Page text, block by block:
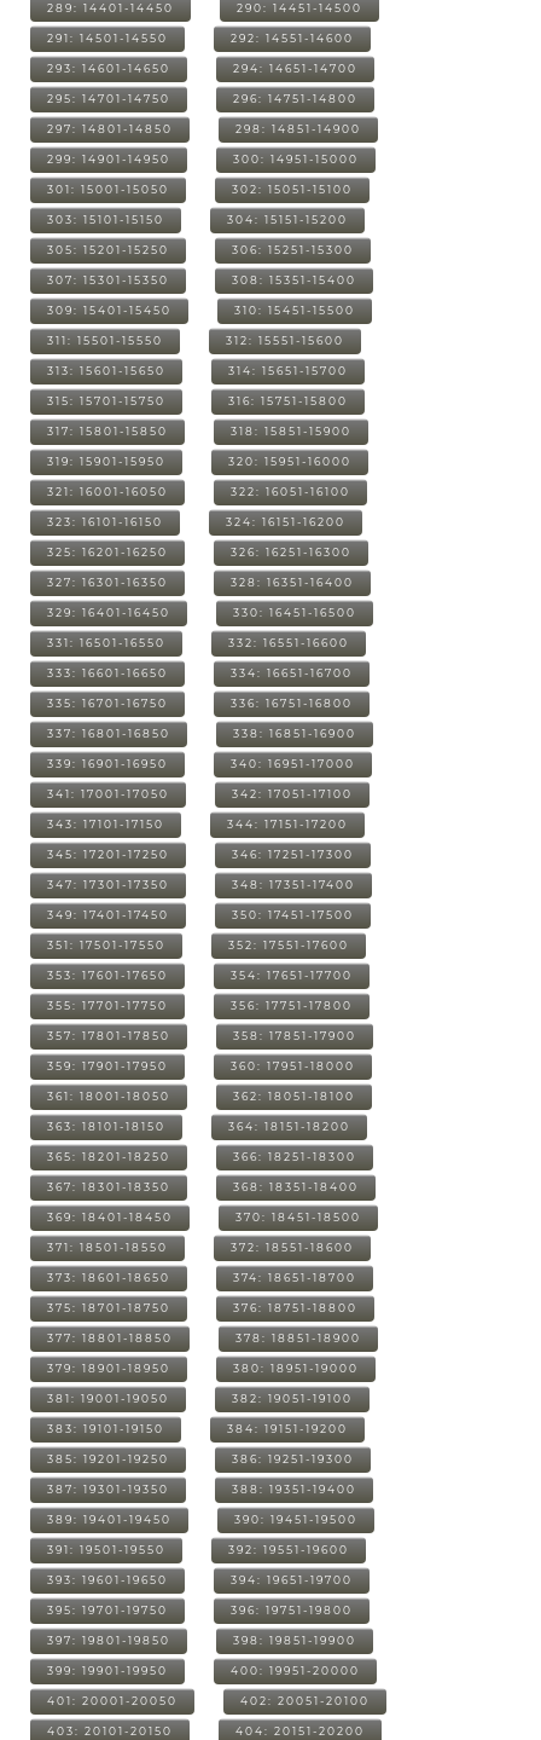
289: 14401-14450 290: 14451-14500
291: 14501-14550 292: 14551-14600
293: 14601-14650 294: 14651-14700
295: 14701-14750 296: 14751-14800
297: 14801-14850 298: 14851-14900
299: 14901-14950 300: 14951-15000
301: 15001-15050 302: 15051-15100
303: 15101-15150 304: 15151-15200
305: 15201-15250 306: 15251-15300
307: 15301-15350 308: 15351-15400
309: 15401-15450 310: 15451-15500
311: 15501-15550 312: 15551-15600
313: 15601-15650 314: 15651-15700
315: 15701-15750 316: 15751-15800
317: 15801-15850 318: 15851-15900
319: 15901-15950 320: 15951-16000
321: 16001-16050 322: 16051-16100
323: 16101-16150 324: 16151-16200
325: 16201-16250 326: 16251-16300
327: 16301-16350 328: 16351-16400
329: 16401-16450 330: 16451-16500
331: 16501-16550 332: 16551-16600
333: 16601-16650 334: 16651-16700
335: 16701-16750 336: 16751-16800
337: 16801-16850 338: 16851-16900
339: 16901-16950 340: 16951-17000
341: 17001-17050 342: 17051-17100
343: 17101-17150 344: 17151-17200
345: 17201-17250 346: 17251-17300
347: 17301-17350 348: 17351-17400
349: 17401-17450 350: 17451-17500
351: 17501-17550 352: 17551-17600
353: 17601-17650 354: 17651-17700
355: 17701-17750 356: 17751-17800
357: 17801-17850 358: 17851-17900
359: 17901-17950 360: 17951-18000
361: 18001-18050 362: 18051-18100
363: 18101-18150 364: 18151-18200
365: 18201-18250 366: 18251-18300
367: 18301-18350 368: 18351-18400
369: 18401-18450 370: 18451-18500
371: 18501-18550 372: 18551-18600
373: 18601-18650 374: 18651-18700
375: 18701-18750 376: 18751-18800
377: 18801-18850 378: 18851-18900
379: 18901-18950 380: 18951-19000
381: 19001-19050 382: 19051-19100
383: 19101-19150 384: 19151-19200
385: 19201-19250 386: 19251-19300
387: 19301-19350 388: 19351-19400
389: 19401-19450 390: 19451-19500
391: 19501-19550 392: 19551-19600
393: 19601-19650 394: 19651-19700
395: 19701-19750 396: 19751-19800
397: 19801-19850 398: 19851-19900
399: 19901-19950 400: 19951-20000
401: 20001-20050 402: 20051-20100
403: 20101-20150 404: 20151-20200